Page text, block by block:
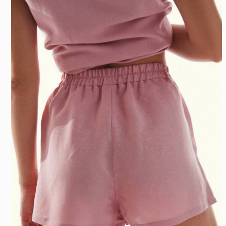
Льняное совершенство
5590